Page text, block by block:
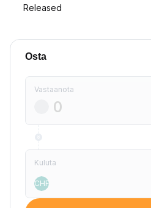
Released
Osta
Vastaanota
Kuluta
CHF